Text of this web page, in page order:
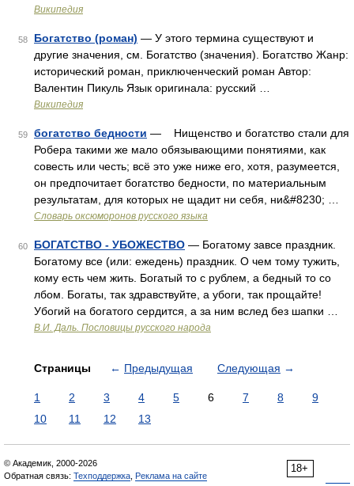
Википедия
58 Богатство (роман) — У этого термина существуют и
другие значения, см. Богатство (значения). Богатство Жанр:
исторический роман, приключенческий роман Автор:
Валентин Пикуль Язык оригинала: русский …
Википедия
59 богатство бедности — Нищенство и богатство стали для
Робера такими же мало обязывающими понятиями, как
совесть или честь; всё это уже ниже его, хотя, разумеется,
он предпочитает богатство бедности, по материальным
результатам, для которых не щадит ни себя, ни&#8230; …
Словарь оксюморонов русского языка
60 БОГАТСТВО - УБОЖЕСТВО — Богатому завсе праздник.
Богатому все (или: ежедень) праздник. О чем тому тужить,
кому есть чем жить. Богатый то с рублем, а бедный то со
лбом. Богаты, так здравствуйте, а убоги, так прощайте!
Убогий на богатого сердится, а за ним вслед без шапки …
В.И. Даль. Пословицы русского народа
Страницы ← Предыдущая Следующая →
1 2 3 4 5 6 7 8
9
10
11 12 13
18+
© Академик, 2000-2026
Обратная связь: Техподдержка Реклама на сайте